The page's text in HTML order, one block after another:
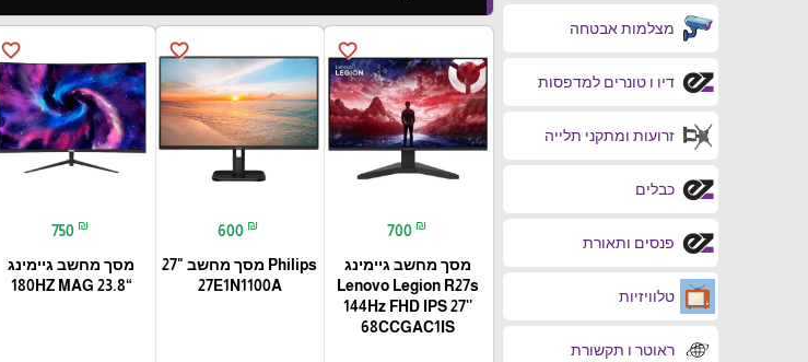
מצלמות אבטחה
דיו ו טונרים למדפסות
זרועות ומתקני תלייה
כבלים
פנסים ותאורת
טלוויזיות
ראוטר ו תקשורת
favorite_border
700 ₪
מסך מחשב גיימינג
Lenovo Legion R27s
144Hz FHD IPS 27''
68CCGAC1IS
favorite_border
600 ₪
Philips מסך מחשב "27
27E1N1100A
favorite_border
750 ₪
מסך מחשב גיימינג
“23.8 180HZ MAG